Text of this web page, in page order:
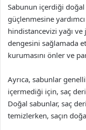
Sabunun içerdiği doğal
güçlenmesine
hindistancevizi yağı ve
dengesini sağlamada
kurumasını önler ve
Ayrıca, sabunlar
içermediği için, saç
Doğal sabunlar, saç
temizlerken, saçın